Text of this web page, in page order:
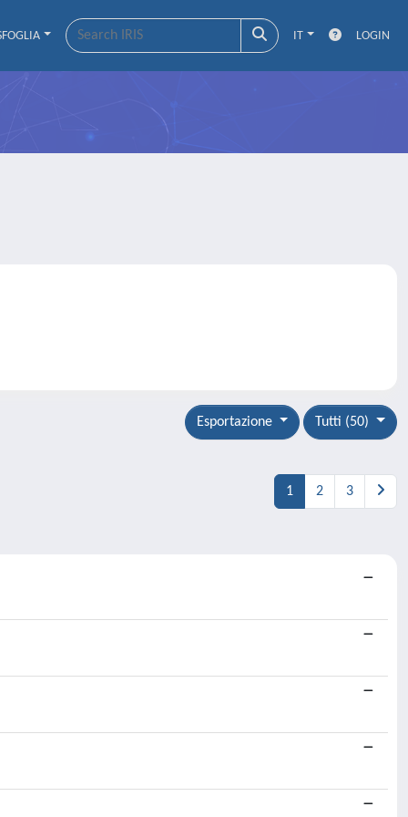
IT LOGIN
Tutti (50)
Esportazione
1 2 3